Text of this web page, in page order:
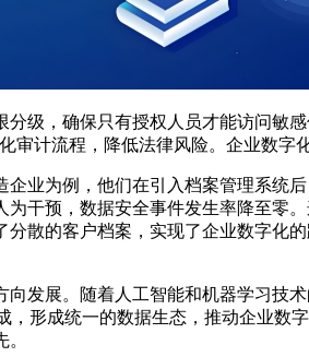
级，确保只有授权人员才能访问敏
审计流程，降低法律风险。企业数字
业为例，他们在引入档案管理系统
干预，数据安全事件发生率降至
散的客户档案，实现了企业数字
发展。随着人工智能和机器学习技
，形成统一的数据生态，推动企业